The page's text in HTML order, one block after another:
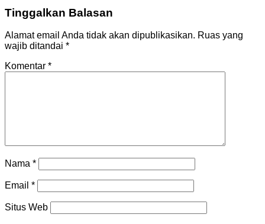
Tinggalkan Balasan
Alamat email Anda tidak akan dipublikasikan. Ruas yang
wajib ditandai *
Komentar *
Nama *
Email *
Situs Web